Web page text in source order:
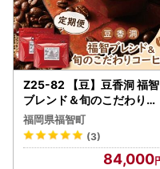
Z25-82 【豆】豆香洞 福智
ブレンド＆旬のこだわりコ
ーヒー定期便(奇数月・年6
回) コーヒー
福岡県福智町
(3)
84,000